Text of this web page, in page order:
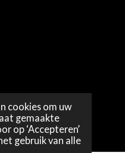
cookies om uw
gemaakte
op ‘Accepteren’
gebruik van alle